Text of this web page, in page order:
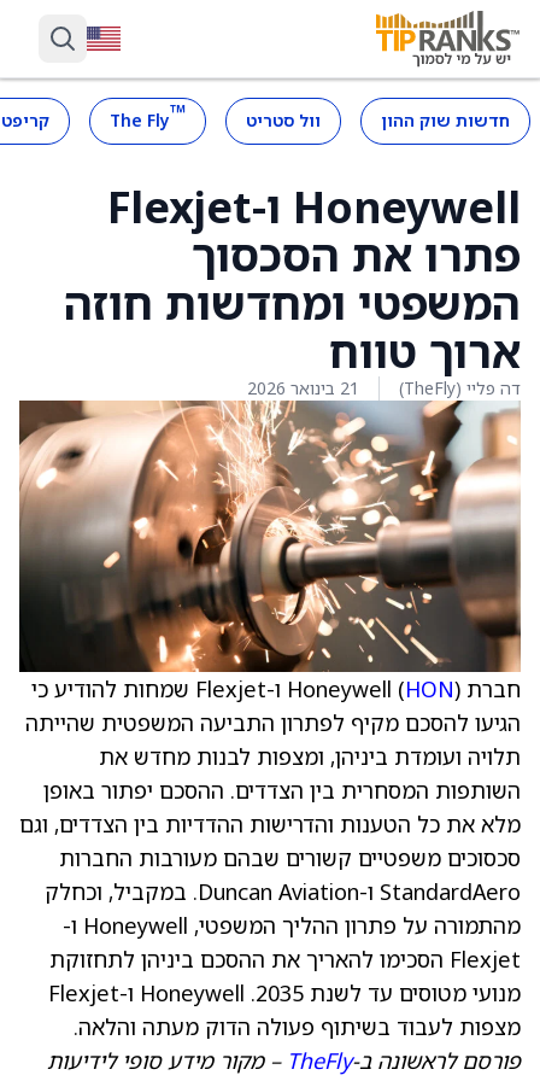
חדשות שוק ההון וול סטריט ™
The Fly
Honeywell ו-Flexjet
פתרו את הסכסוך
המשפטי ומחדשות חוזה
ארוך טווח
דה פליי (TheFly) 21 בינואר 2026
חברת Honeywell ( HON
) ו-Flexjet שמחות להודיע כי
הגיעו להסכם מקיף לפתרון התביעה המשפטית שהייתה
תלויה ועומדת ביניהן, ומצפות לבנות מחדש את
השותפות המסחרית בין הצדדים. ההסכם יפתור באופן
מלא את כל הטענות והדרישות ההדדיות בין הצדדים, וגם
סכסוכים משפטיים קשורים שבהם מעורבות החברות
StandardAero ו-Duncan Aviation. במקביל, וכחלק
מהתמורה על פתרון ההליך המשפטי, Honeywell ו-
Flexjet הסכימו להאריך את ההסכם ביניהן לתחזוקת
מנועי מטוסים עד לשנת 2035. Honeywell ו-Flexjet
מצפות לעבוד בשיתוף פעולה הדוק מעתה והלאה.
פורסם לראשונה ב-TheFly – מקור מידע סופי לידיעות